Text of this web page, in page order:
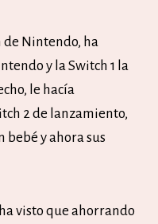
de Nintendo, ha
y la Switch 1 la
le hacía
2 de lanzamiento,
bebé y ahora sus
visto que ahorrando